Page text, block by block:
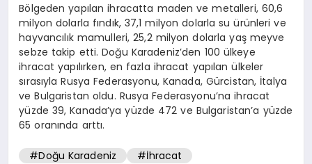
Bölgeden yapılan ihracatta maden ve metalleri, 60,6
milyon dolarla fındık, 37,1 milyon dolarla su ürünleri ve
hayvancılık mamulleri, 25,2 milyon dolarla yaş meyve
sebze takip etti. Doğu Karadeniz’den 100 ülkeye
ihracat yapılırken, en fazla ihracat yapılan ülkeler
sırasıyla Rusya Federasyonu, Kanada, Gürcistan, İtalya
ve Bulgaristan oldu. Rusya Federasyonu’na ihracat
yüzde 39, Kanada’ya yüzde 472 ve Bulgaristan’a yüzde
65 oranında arttı.
#Doğu Karadeniz #İhracat